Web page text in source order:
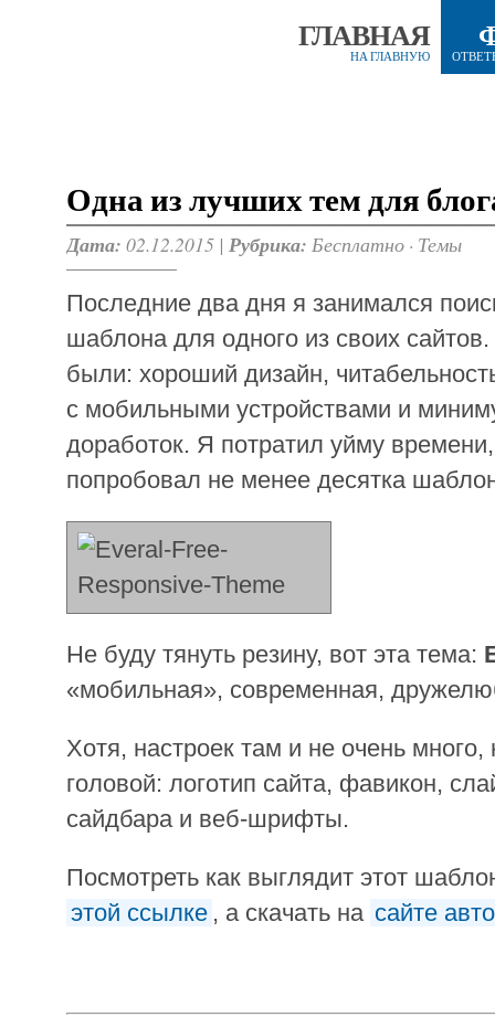
ГЛАВНАЯ
НА ГЛАВНУЮ
Одна из лучших тем для
Дата: 02.12.2015 | Рубрика: Бесплатно · Темы
Последние два дня я занимался
шаблона для одного из своих
были: хороший дизайн,
с мобильными устройствами и
доработок. Я потратил уйму
попробовал не менее десятка
Не буду тянуть резину, вот эта тема:
«мобильная», современная,
Хотя, настроек там и не очень много,
головой: логотип сайта, фавикон,
сайдбара и веб-шрифты.
Посмотреть как выглядит этот
этой ссылке , а скачать на сайте